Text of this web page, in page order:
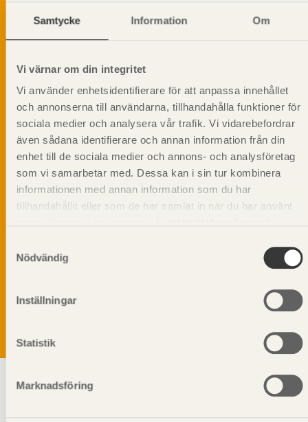
Samtycke Information Om
Vi värnar om din integritet
Vi använder enhetsidentifierare för att anpassa innehållet
och annonserna till användarna, tillhandahålla funktioner för
sociala medier och analysera vår trafik. Vi vidarebefordrar
även sådana identifierare och annan information från din
enhet till de sociala medier och annons- och analysföretag
som vi samarbetar med. Dessa kan i sin tur kombinera
informationen med annan information som du har
tillhandahållit eller som de har samlat in när du har använt
Nödvändig
Inställningar
Statistik
Marknadsföring
Prenumerera på Svenskt Träs
informationsutskick!
Vi värnar om personlig integritet vilket innebär att dina
Läs vårintegritetspolicy.